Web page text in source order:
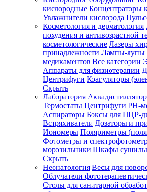
Зарегистрироваться
Зачем
регистрироваться?
Все
покупки
одном
месте
Личный
менеджер
Отслеживание
статуса
заказа
кислородные Концентраторы
Увлажнители кислорода
Косметология и дерматология
похудения и антивозрастной
косметологические Лазеры
принадлежности Лампы-лупы
медикаментов Все категории
Аппараты для физиотерапии
Центрифуги Коагуляторы
Скрыть
Лаборатория
Термостаты Центрифуги PH-
Аспираторы Боксы для ПЦР-
Встряхиватели Дозаторы и
Иономеры Поляриметры
Фотометры и
морозильники Шкафы
Скрыть
Неонатология Весы для
Облучатели
Столы для санитарной